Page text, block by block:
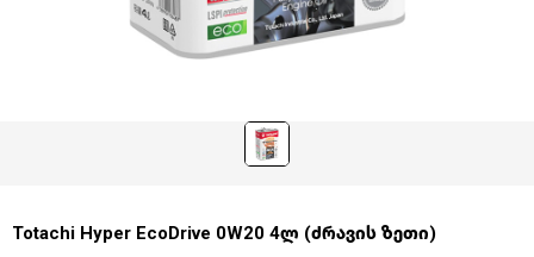
Totachi Hyper EcoDrive 0W20 4ლ (ძრავის ზეთი)